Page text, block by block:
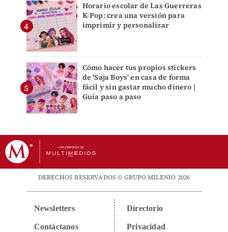
Horario escolar de Las Guerreras
K-Pop: crea una versión para
imprimir y personalizar
Cómo hacer tus propios stickers
de 'Saja Boys' en casa de forma
fácil y sin gastar mucho dinero |
Guía paso a paso
DERECHOS RESERVADOS © GRUPO MILENIO 2026
Newsletters
Contáctanos
Directorio
Privacidad